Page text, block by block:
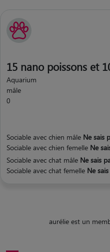
15 nano poissons et
Aquarium
mâle
0
Sociable avec chien mâle Ne sais
Sociable avec chien femelle Ne
Sociable avec chat mâle Ne sais
Sociable avec chat femelle Ne
aurélie est un